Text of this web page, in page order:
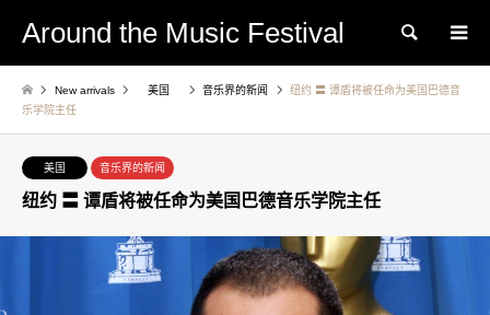
Around the Music Festival Search
New arrivals 美国 音乐界的新闻
纽约 〓 谭盾将被任命为美国巴德音
乐学院主任
美国 音乐界的新闻
纽约 〓 谭盾将被任命为美国巴德音乐学院主任